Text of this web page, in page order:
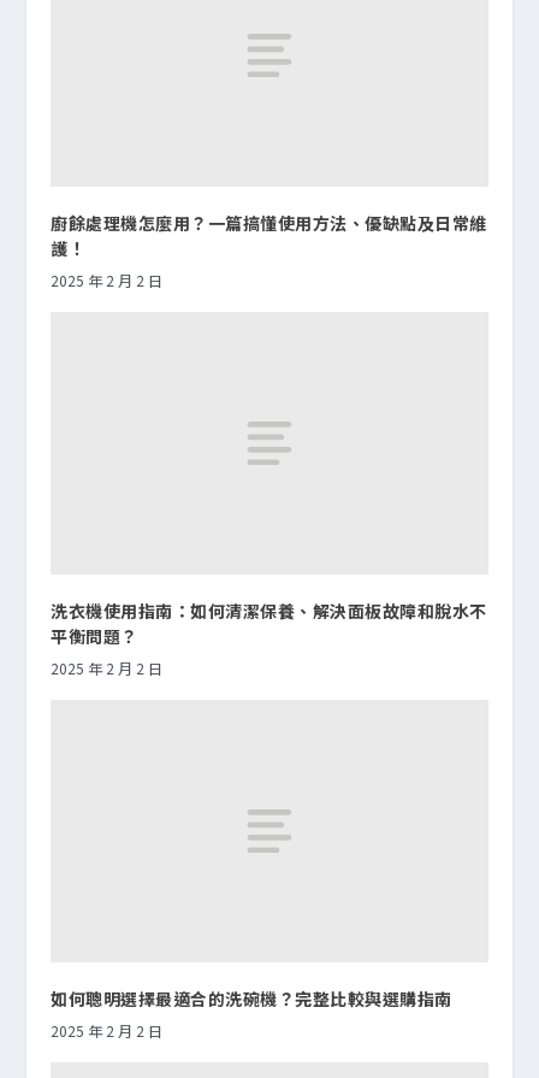
廚餘處理機怎麼用？一篇搞懂使用方法、優缺點及日常維
護！
2025 年 2 月 2 日
洗衣機使用指南：如何清潔保養、解決面板故障和脫水不
平衡問題？
2025 年 2 月 2 日
如何聰明選擇最適合的洗碗機？完整比較與選購指南
2025 年 2 月 2 日